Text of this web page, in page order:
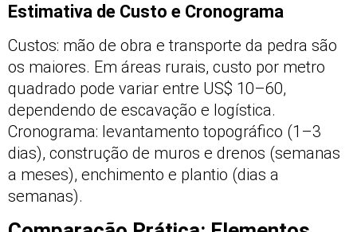
Estimativa de Custo e Cronograma
Custos: mão de obra e transporte da pedra são
os maiores. Em áreas rurais, custo por metro
quadrado pode variar entre US$ 10–60,
dependendo de escavação e logística.
Cronograma: levantamento topográfico (1–3
dias), construção de muros e drenos (semanas
a meses), enchimento e plantio (dias a
semanas).